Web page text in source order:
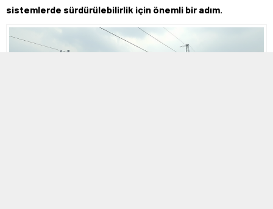
sistemlerde sürdürülebilirlik için önemli bir adım.